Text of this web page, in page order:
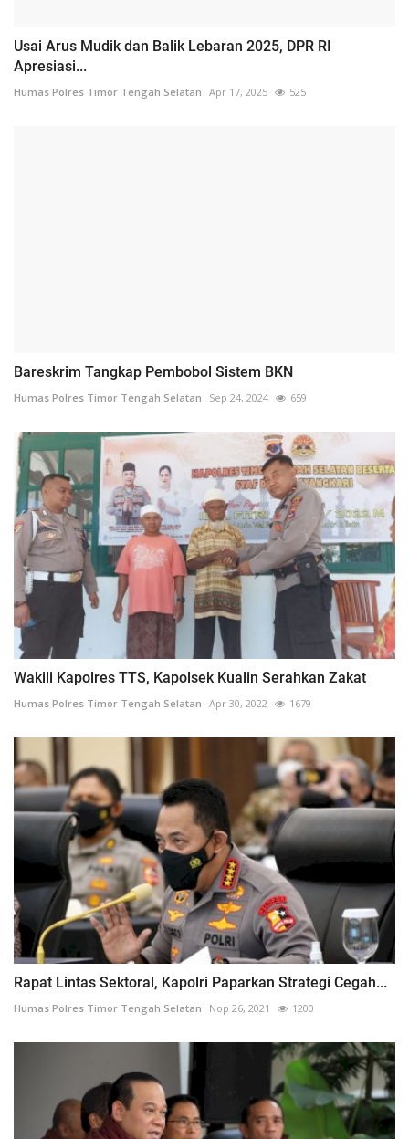
Usai Arus Mudik dan Balik Lebaran 2025, DPR RI
Apresiasi...
Humas Polres Timor Tengah Selatan Apr 17, 2025 525
Bareskrim Tangkap Pembobol Sistem BKN
Humas Polres Timor Tengah Selatan Sep 24, 2024 659
Wakili Kapolres TTS, Kapolsek Kualin Serahkan Zakat
Humas Polres Timor Tengah Selatan Apr 30, 2022 1679
Rapat Lintas Sektoral, Kapolri Paparkan Strategi Cegah...
Humas Polres Timor Tengah Selatan Nop 26, 2021 1200